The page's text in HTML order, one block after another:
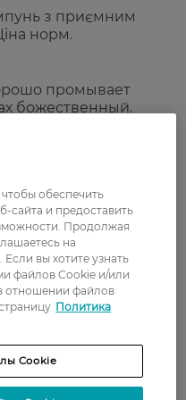
з приємним
норм.
промывает
божественный.
шампунь,
при цьому не
та вимиває.
обеспечить
сайта и предоставить
Продолжая
на
вы хотите узнать
файлов Cookie и/или
отношении файлов
Политика
Cookie